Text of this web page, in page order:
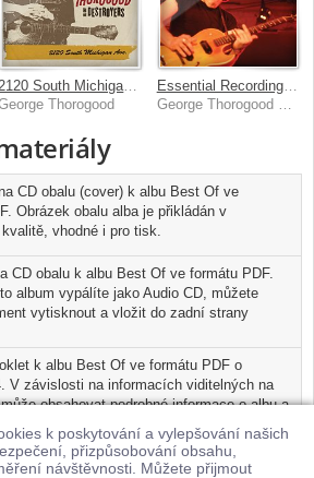
k poskytování a vylepšování našich
přizpůsobování obsahu,
návštěvnosti. Můžete přijmout
2120 South Michigan Ave
Thorogood
Essential Recordings: One Bourbon, One Scotch, One Beer
George Thorogood & The Destroyers
CD obalu (cover) k albu Best Of ve
Obrázek obalu alba je přikládán v
vhodné i pro tisk.
CD obalu k albu Best Of ve formátu PDF.
album vypálíte jako Audio CD, můžete
vytisknout a vložit do zadní strany
k albu Best Of ve formátu PDF o
V závislosti na informacích viditelných na
obsahovat podrobné informace o albu a
skladbách, včetně seznamu participujících
data a místa nahrání pro každou ze
je tisknutelnou variantou profilu alba.